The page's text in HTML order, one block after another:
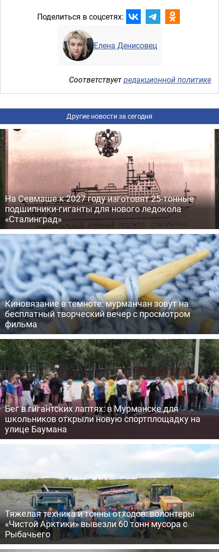
Поделиться в соцсетях:
Елена Денисовец
Соответствуетредакционной политике
Другие новости за сегодня
На Севмаше к 2027 году изготовят 25-тонные
подшипники-гиганты для нового ледокола
«Сталинград»
Киновязание в темноте: мурманчан зовут на
бесплатный творческий вечер с просмотром
фильма
Бег в гигантских лаптях: в Мурманске для
школьников открыли новую спортплощадку на
улице Баумана
Тяжелая техника и тонны отходов: волонтеры
«Чистой Арктики» вывезли 60 тонн мусора с
Рыбачьего